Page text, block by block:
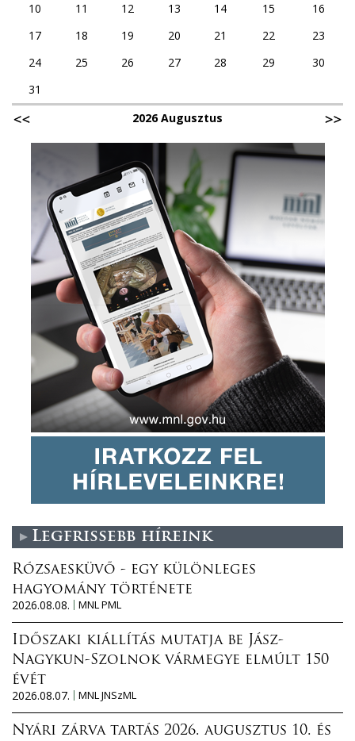
10
11 12 13 14 15
16
17
18 19 20 21 22
23
24
25 26 27 28 29
30
31
2026 Augusztus
Legfrissebb híreink
Rózsaesküvő - egy különleges
hagyomány története
2026.08.08.
MNL PML
Időszaki kiállítás mutatja be Jász-
Nagykun-Szolnok vármegye elmúlt 150
évét
2026.08.07.
MNL JNSzML
Nyári zárva tartás 2026. augusztus 10. és